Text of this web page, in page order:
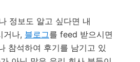
정보도 알고 싶다면 내
거나, 블로그를 feed 받으시면
참석하여 후기를 남기고 있